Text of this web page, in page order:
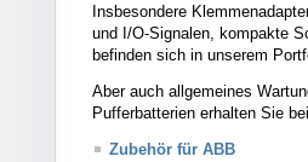
Insbesondere
und I/O-Signalen, kompakte
befinden sich in unserem
Aber auch allgemeines
Pufferbatterien erhalten Sie
Zubehör für ABB